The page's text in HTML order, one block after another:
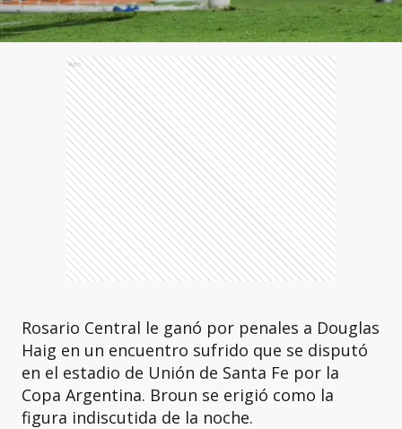
Ads
Rosario Central le ganó por penales a Douglas
Haig en un encuentro sufrido que se disputó
en el estadio de Unión de Santa Fe por la
Copa Argentina. Broun se erigió como la
figura indiscutida de la noche.